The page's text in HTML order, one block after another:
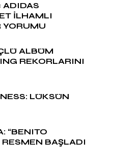
ADIDAS
İLHAMLI
YORUMU
ALBÜM
REKORLARINI
LÜKSÜN
“BENITO
BAŞLADI